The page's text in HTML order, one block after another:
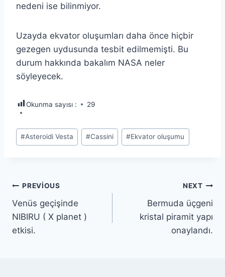
nedeni ise bilinmiyor.
Uzayda ekvator oluşumları daha önce hiçbir
gezegen uydusunda tesbit edilmemişti. Bu
durum hakkında bakalım NASA neler
söyleyecek.
Okunma sayısı : 29
Post
Tags:
#Asteroidi Vesta #Cassini #Ekvator oluşumu
Yazı
gezinmesi
PREVIOUS
Venüs geçişinde
NIBIRU ( X planet )
etkisi.
NEXT
Bermuda üçgeni
kristal piramit yapı
onaylandı.